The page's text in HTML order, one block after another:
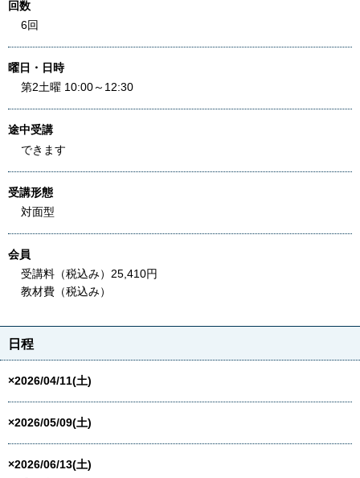
回数
6回
曜日・日時
第2土曜 10:00～12:30
途中受講
できます
受講形態
対面型
会員
受講料（税込み）25,410円
教材費（税込み）
日程
×2026/04/11(土)
×2026/05/09(土)
×2026/06/13(土)